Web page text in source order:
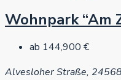
Wohnpark “Am
ab 144,900 €
Alvesloher Straße,